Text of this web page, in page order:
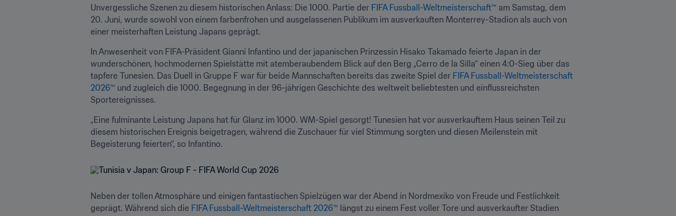
Unvergessliche Szenen zu diesem historischen Anlass: Die 1000. Partie der FIFA Fussball-Weltmeisterschaft™ am Samstag, dem
20. Juni, wurde sowohl von einem farbenfrohen und ausgelassenen Publikum im ausverkauften Monterrey-Stadion als auch von
einer meisterhaften Leistung Japans geprägt.
In Anwesenheit von FIFA-Präsident Gianni Infantino und der japanischen Prinzessin Hisako Takamado feierte Japan in der
wunderschönen, hochmodernen Spielstätte mit atemberaubendem Blick auf den Berg „Cerro de la Silla“ einen 4:0-Sieg über das
tapfere Tunesien. Das Duell in Gruppe F war für beide Mannschaften bereits das zweite Spiel der FIFA Fussball-Weltmeisterschaft
2026™ und zugleich die 1000. Begegnung in der 96-jährigen Geschichte des weltweit beliebtesten und einflussreichsten
Sportereignisses.
„Eine fulminante Leistung Japans hat für Glanz im 1000. WM-Spiel gesorgt! Tunesien hat vor ausverkauftem Haus seinen Teil zu
diesem historischen Ereignis beigetragen, während die Zuschauer für viel Stimmung sorgten und diesen Meilenstein mit
Begeisterung feierten“, so Infantino.
Neben der tollen Atmosphäre und einigen fantastischen Spielzügen war der Abend in Nordmexiko von Freude und Festlichkeit
geprägt. Während sich die FIFA Fussball-Weltmeisterschaft 2026™ längst zu einem Fest voller Tore und ausverkaufter Stadien